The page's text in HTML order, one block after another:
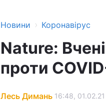
Новини › Коронавірус
Nature:
проти
Лесь Димань 16:48, 01.02.21